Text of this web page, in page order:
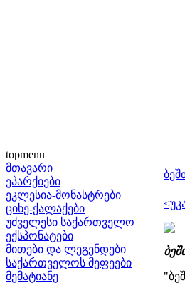
topmenu
მთავარი
ეპარქიები
ეკლესია-მონასტრები
ციხე-ქალაქები
უძველესი საქართველო
ექსპონატები
მითები და ლეგენდები
საქართველოს მეფეები
მემატიანე